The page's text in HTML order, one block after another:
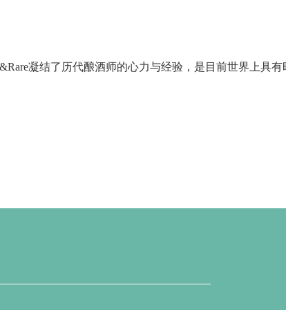
凝结了历代酿酒师的心力与经验，是目前世界上具有